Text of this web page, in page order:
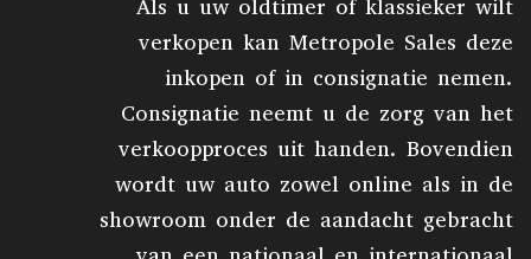
Als u uw oldtimer of klassieker wilt
verkopen kan Metropole Sales deze
inkopen of in consignatie nemen.
Consignatie neemt u de zorg van het
verkoopproces uit handen. Bovendien
wordt uw auto zowel online als in de
showroom onder de aandacht gebracht